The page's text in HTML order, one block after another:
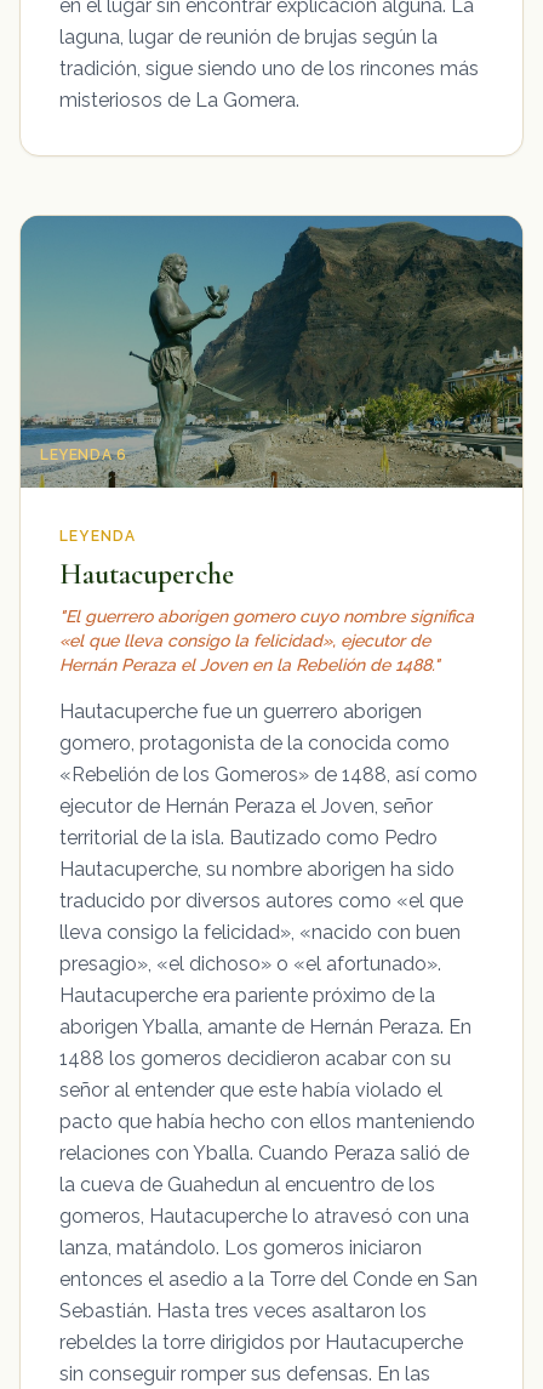
en el lugar sin encontrar explicación alguna. La
laguna, lugar de reunión de brujas según la
tradición, sigue siendo uno de los rincones más
misteriosos de La Gomera.
LEYENDA 6
LEYENDA
Hautacuperche
"El guerrero aborigen gomero cuyo nombre significa
«el que lleva consigo la felicidad», ejecutor de
Hernán Peraza el Joven en la Rebelión de 1488."
Hautacuperche fue un guerrero aborigen
gomero, protagonista de la conocida como
«Rebelión de los Gomeros» de 1488, así como
ejecutor de Hernán Peraza el Joven, señor
territorial de la isla. Bautizado como Pedro
Hautacuperche, su nombre aborigen ha sido
traducido por diversos autores como «el que
lleva consigo la felicidad», «nacido con buen
presagio», «el dichoso» o «el afortunado».
Hautacuperche era pariente próximo de la
aborigen Yballa, amante de Hernán Peraza. En
1488 los gomeros decidieron acabar con su
señor al entender que este había violado el
pacto que había hecho con ellos manteniendo
relaciones con Yballa. Cuando Peraza salió de
la cueva de Guahedun al encuentro de los
gomeros, Hautacuperche lo atravesó con una
lanza, matándolo. Los gomeros iniciaron
entonces el asedio a la Torre del Conde en San
Sebastián. Hasta tres veces asaltaron los
rebeldes la torre dirigidos por Hautacuperche
sin conseguir romper sus defensas. En las